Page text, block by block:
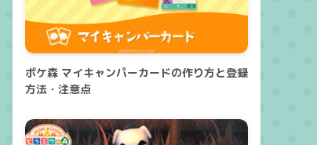
ポケ森 マイキャンパーカードの作り方と登録
方法・注意点